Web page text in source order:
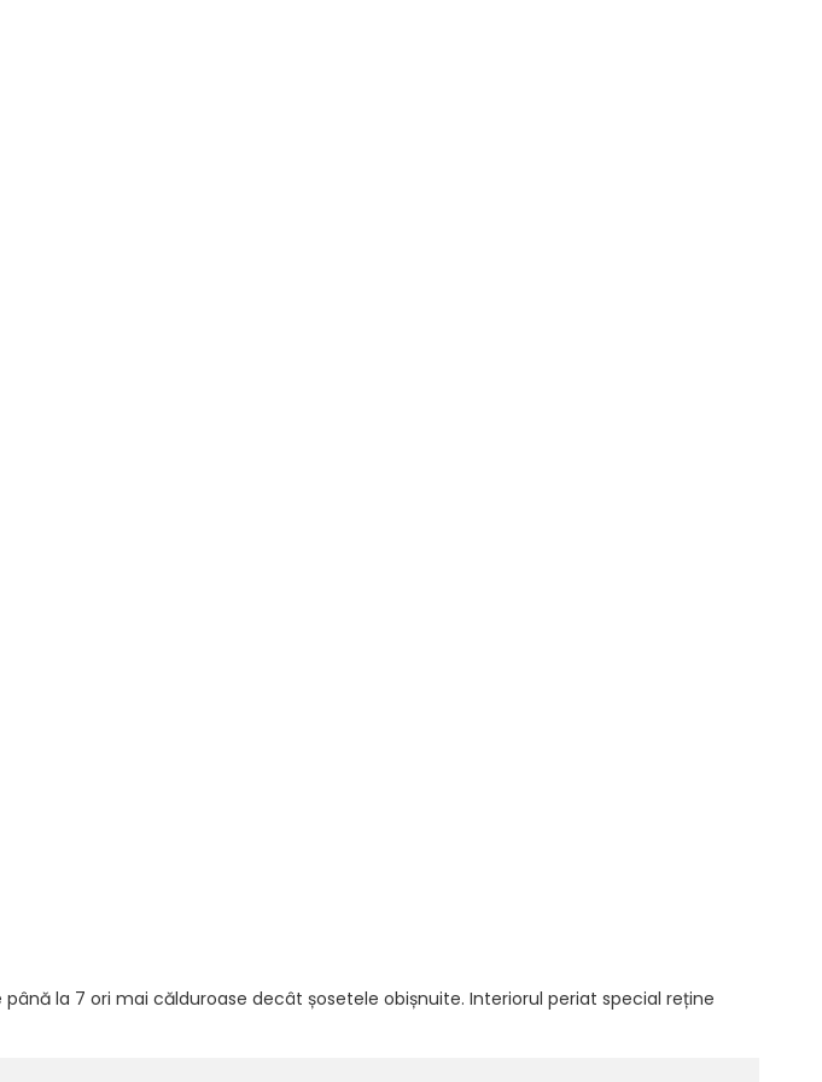
la 7 ori mai călduroase decât șosetele obișnuite. Interiorul periat special reține